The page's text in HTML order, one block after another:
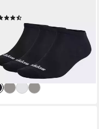
9,00 €
€/ 1 Paar)
- in 1-2 Werktagen bei dir